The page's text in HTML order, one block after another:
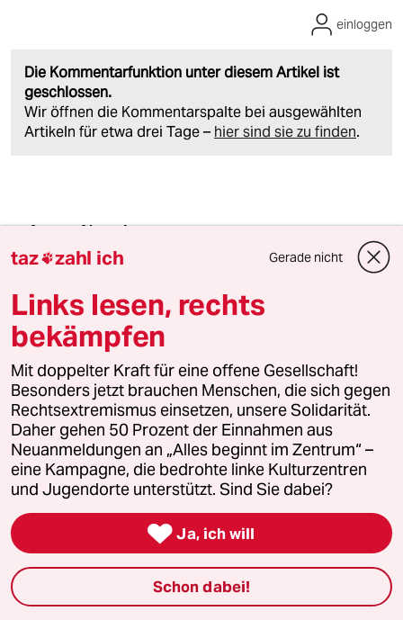
Die Kommentarfunktion unter diesem Artikel ist
geschlossen.
Wir öffnen die Kommentarspalte bei ausgewählten
Artikeln für etwa drei Tage – hier sind sie zu finden.
einloggen
A Alreech
05.05.2018
73 Jahre ist es her, dass die Panzer der Roten
Armee durch Brandenburg und Berlin rollten,
um den verbrecherischen Krieg des
faschistischen Deutschlands zu beenden ?
Nein, auch damals ging es nur um den Profit
der allierten Rüstungsindustrie, nicht um die
Beendigung des Faschismus.
meistkommentiert
1 Krise der Demokratie
AfD-Wählen als Triebabfuhr
taz zahl ich Gerade nicht
Links lesen, rechts
bekämpfen
Mit doppelter Kraft für eine offene Gesellschaft!
Besonders jetzt brauchen Menschen, die sich gegen
Rechtsextremismus einsetzen, unsere Solidarität.
Daher gehen 50 Prozent der Einnahmen aus
Neuanmeldungen an „Alles beginnt im Zentrum“ –
eine Kampagne, die bedrohte linke Kulturzentren
und Jugendorte unterstützt. Sind Sie dabei?
 Ja, ich will
Schon dabei!